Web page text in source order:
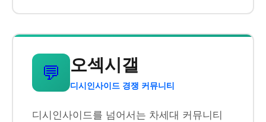
💬 오섹시갤
디시인사이드 경쟁 커뮤니티
디시인사이드를 넘어서는 차세대 커뮤니티